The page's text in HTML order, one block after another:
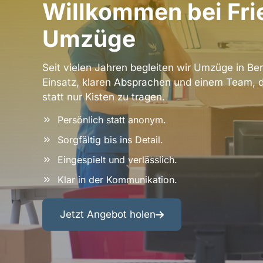
Willkommen bei
Umzüge
Seit vielen Jahren begleiten wir Umzüge in
Einsatz, klaren Absprachen und einem Team,
statt nur Kisten zu tragen.
Persönlich statt anonym.
Sorgfältig bis ins Detail.
Eingespielt und verlässlich.
Klar in der Kommunikation.
Jetzt Angebot holen
Datenschutzerklärung
Bezirke
Umgebung
Entrümpelung
Renovierung